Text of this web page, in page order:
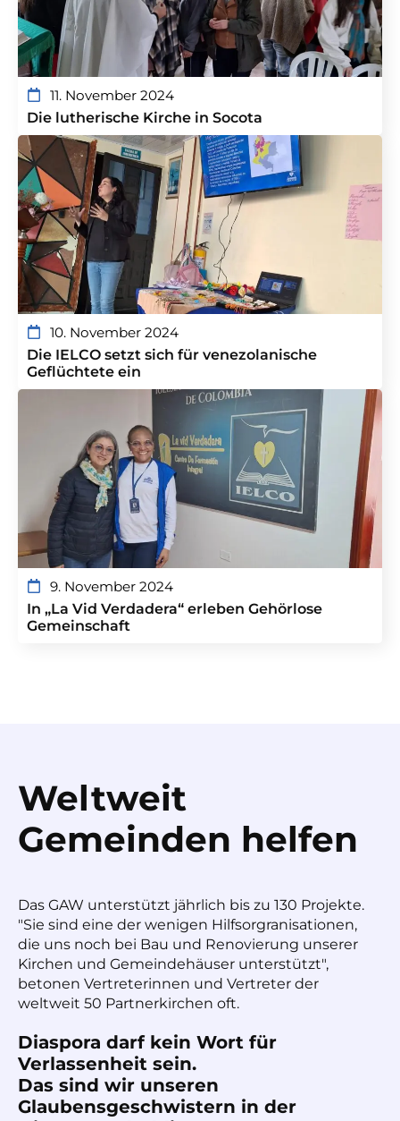
11. November 2024
Die lutherische Kirche in Socota
10. November 2024
Die IELCO setzt sich für venezolanische
Geflüchtete ein
9. November 2024
In „La Vid Verdadera“ erleben Gehörlose
Gemeinschaft
Weltweit
Gemeinden helfen
Das GAW unterstützt jährlich bis zu 130 Projekte.
"Sie sind eine der wenigen Hilfsorgranisationen,
die uns noch bei Bau und Renovierung unserer
Kirchen und Gemeindehäuser unterstützt",
betonen Vertreterinnen und Vertreter der
weltweit 50 Partnerkirchen oft.
Diaspora darf kein Wort für
Verlassenheit sein.
Das sind wir unseren
Glaubensgeschwistern in der